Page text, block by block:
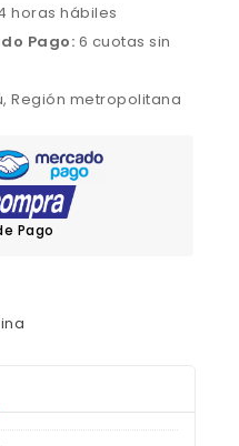
horas hábiles
Pago: 6 cuotas sin
Región metropolitana
Pago